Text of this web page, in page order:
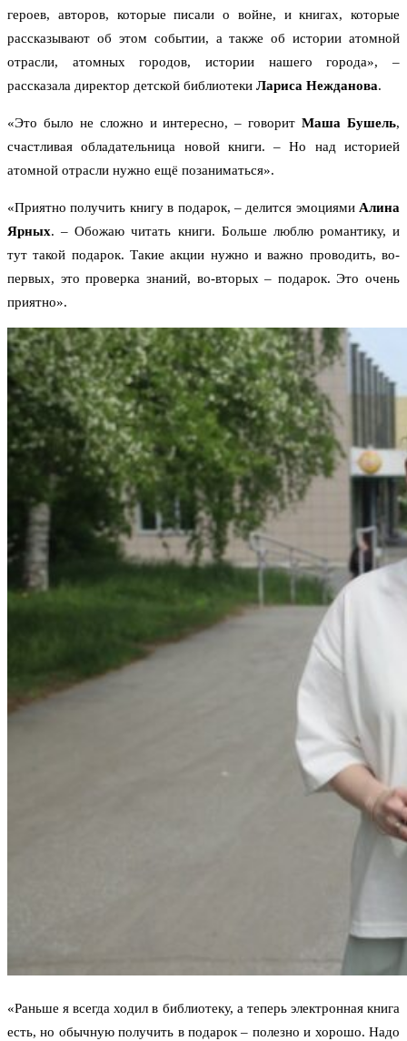
героев, авторов, которые писали о войне, и книгах, которые
рассказывают об этом событии, а также об истории атомной
отрасли, атомных городов, истории нашего города», –
рассказала директор детской библиотеки Лариса Нежданова.
«Это было не сложно и интересно, – говоритМаша Бушель,
счастливая обладательница новой книги. – Но над историей
атомной отрасли нужно ещё позаниматься».
«Приятно получить книгу в подарок, – делится эмоциями Алина
Ярных. – Обожаю читать книги. Больше люблю романтику, и
тут такой подарок. Такие акции нужно и важно проводить, во-
первых, это проверка знаний, во-вторых – подарок. Это очень
приятно».
«Раньше я всегда ходил в библиотеку, а теперь электронная книга
есть, но обычную получить в подарок – полезно и хорошо. Надо